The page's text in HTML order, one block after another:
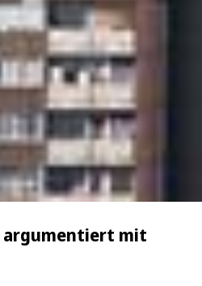
argumentiert mit